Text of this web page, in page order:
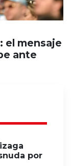
el mensaje
ante
por